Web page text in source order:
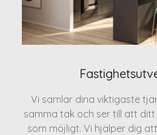
Vi samlar dina viktigaste
samma tak och ser till att
som möjligt. Vi hjälper dig